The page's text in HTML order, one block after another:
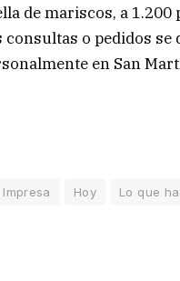
de mariscos, a
consultas o pedidos
en San
Hoy Lo que